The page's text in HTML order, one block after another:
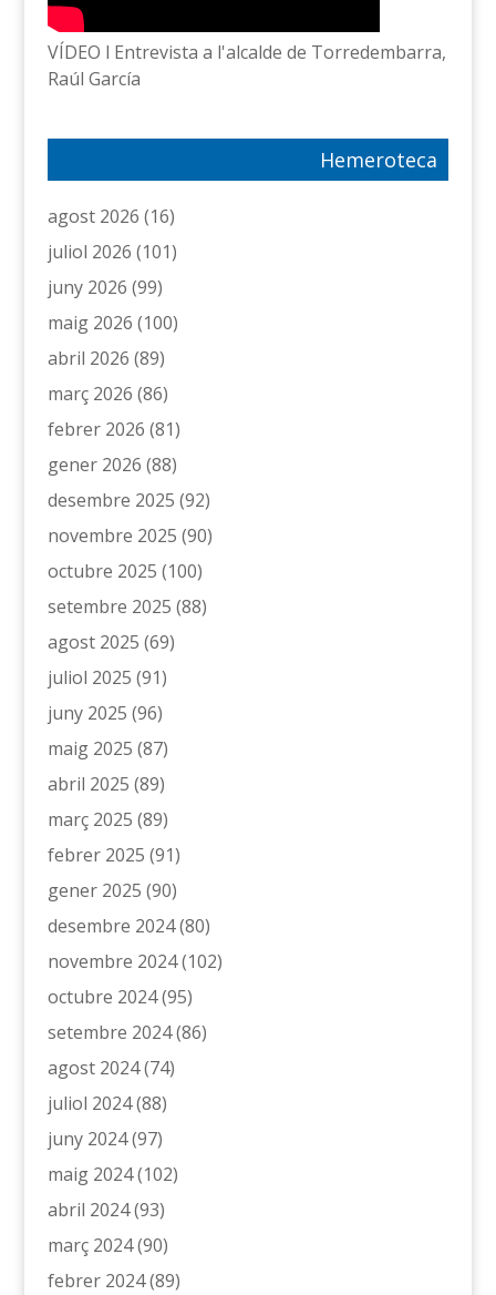
VÍDEO l Entrevista a l'alcalde de Torredembarra,
Raúl García
Hemeroteca
agost 2026 (16)
juliol 2026 (101)
juny 2026 (99)
maig 2026 (100)
abril 2026 (89)
març 2026 (86)
febrer 2026 (81)
gener 2026 (88)
desembre 2025 (92)
novembre 2025 (90)
octubre 2025 (100)
setembre 2025 (88)
agost 2025 (69)
juliol 2025 (91)
juny 2025 (96)
maig 2025 (87)
abril 2025 (89)
març 2025 (89)
febrer 2025 (91)
gener 2025 (90)
desembre 2024(80)
novembre 2024(102)
octubre 2024(95)
setembre 2024(86)
agost 2024(74)
juliol 2024(88)
juny 2024(97)
maig 2024(102)
abril 2024(93)
març 2024(90)
febrer 2024(89)